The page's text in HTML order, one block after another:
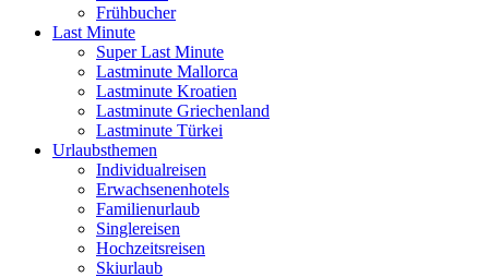
Frühbucher
Last Minute
Super Last Minute
Lastminute Mallorca
Lastminute Kroatien
Lastminute Griechenland
Lastminute Türkei
Urlaubsthemen
Individualreisen
Erwachsenenhotels
Familienurlaub
Singlereisen
Hochzeitsreisen
Skiurlaub